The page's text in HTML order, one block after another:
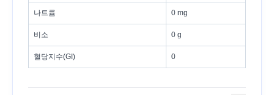
나트륨 0 mg
비소 0 g
혈당지수(GI) 0